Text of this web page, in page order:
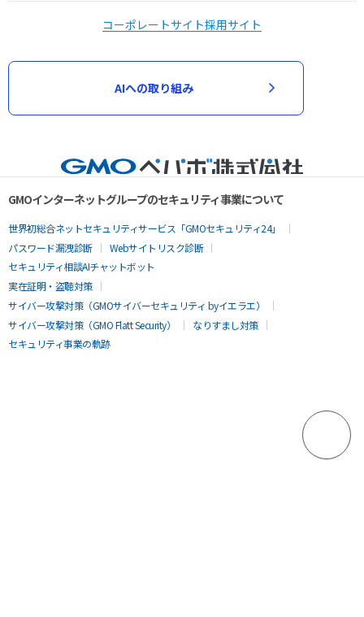
コーポレートサイト採用サイト
AIへの取り組み
GMOインターネットグループのセキュリティ事業について
世界初総合ネットセキュリティサービス「GMOセキュリティ24」
パスワード漏洩診断
Webサイトリスク診断
セキュリティ相談AIチャットボット
実在証明・盗聴対策
サイバー攻撃対策（GMOサイバーセキュリティ byイエラエ）
サイバー攻撃対策（GMO Flatt Security）
なりすまし対策
セキュリティ事業の軌跡